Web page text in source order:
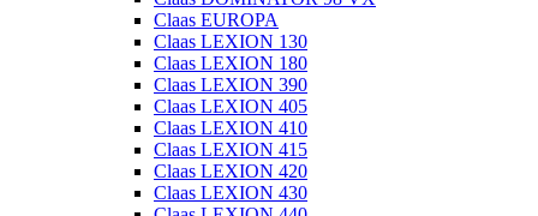
Claas EUROPA
Claas LEXION 130
Claas LEXION 180
Claas LEXION 390
Claas LEXION 405
Claas LEXION 410
Claas LEXION 415
Claas LEXION 420
Claas LEXION 430